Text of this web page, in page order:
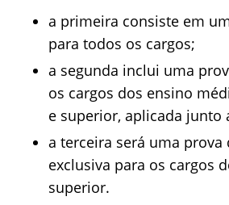
a primeira consiste em
para todos os cargos;
a segunda inclui uma
os cargos dos ensino
e superior, aplicada junto
a terceira será uma prova
exclusiva para os cargos
superior.